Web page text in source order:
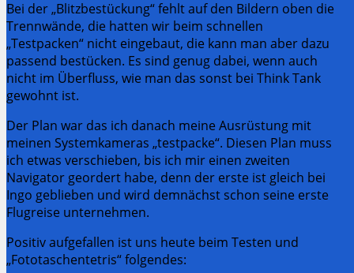
Bei der „Blitzbestückung“ fehlt auf den Bildern oben die
Trennwände, die hatten wir beim schnellen
„Testpacken“ nicht eingebaut, die kann man aber dazu
passend bestücken. Es sind genug dabei, wenn auch
nicht im Überfluss, wie man das sonst bei Think Tank
gewohnt ist.
Der Plan war das ich danach meine Ausrüstung mit
meinen Systemkameras „testpacke“. Diesen Plan muss
ich etwas verschieben, bis ich mir einen zweiten
Navigator geordert habe, denn der erste ist gleich bei
Ingo geblieben und wird demnächst schon seine erste
Flugreise unternehmen.
Positiv aufgefallen ist uns heute beim Testen und
„Fototaschentetris“ folgendes: